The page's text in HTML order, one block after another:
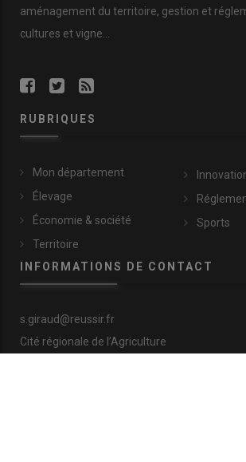
aménagement du territoire, gestion et
cultures et vigne...
RUBRIQUES
Mon département
Élevage
Économie & société
Territoire
Sports
INFORMATIONS DE CONTACT
s.giraud@reussir.fr
Cité régionale de l’Agriculture